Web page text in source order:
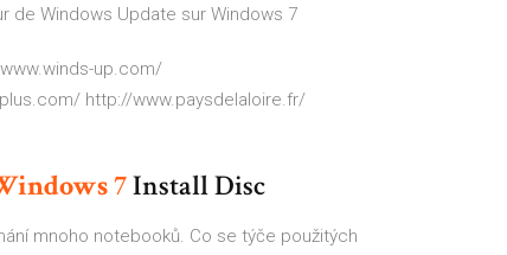
de Windows Update sur Windows 7
up.com/
http://www.paysdelaloire.fr/
7Install Disc
mnoho notebooků. Co se týče použitých